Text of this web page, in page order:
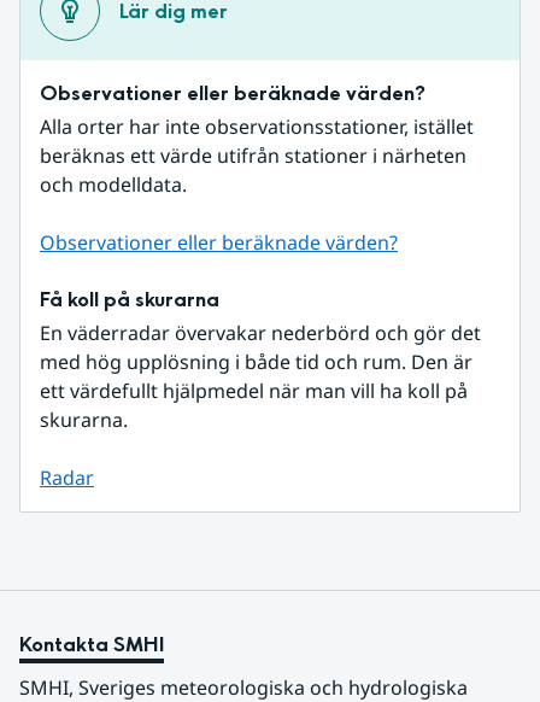
Lär dig mer
Observationer eller beräknade värden?
Alla orter har inte observationsstationer, istället
beräknas ett värde utifrån stationer i närheten
och modelldata.
Observationer eller beräknade värden?
Få koll på skurarna
En väderradar övervakar nederbörd och gör det
med hög upplösning i både tid och rum. Den är
ett värdefullt hjälpmedel när man vill ha koll på
skurarna.
Radar
Kontakta SMHI
SMHI, Sveriges meteorologiska och hydrologiska